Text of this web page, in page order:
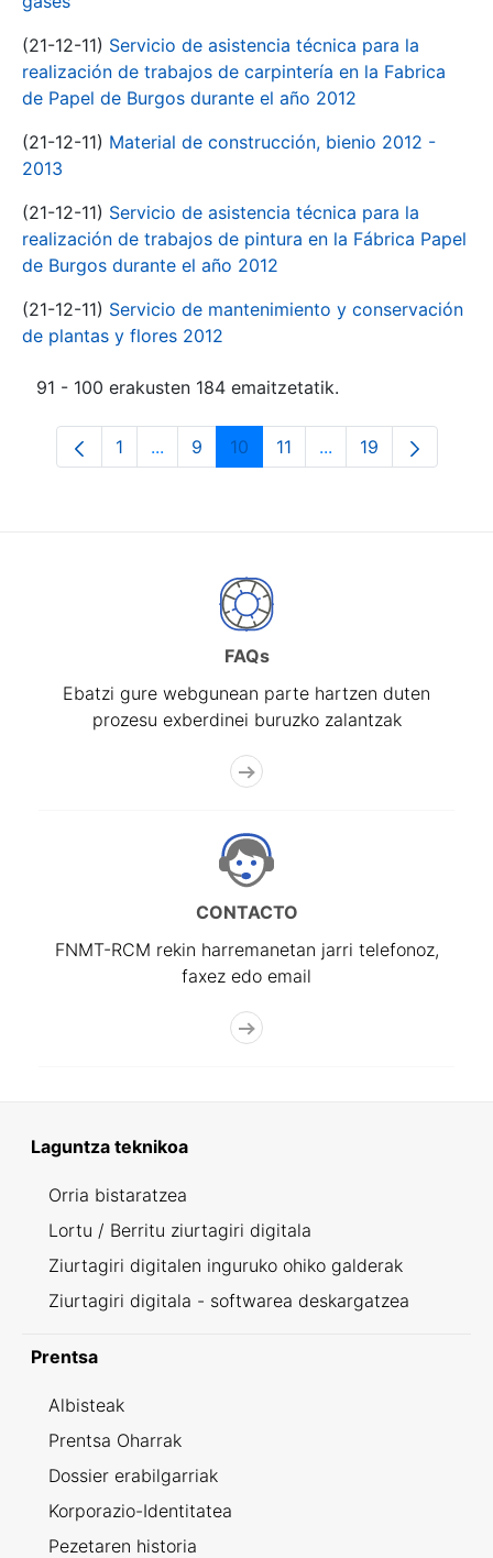
(21-12-11) Servicio de asistencia técnica para la
realización de trabajos de carpintería en la Fabrica
de Papel de Burgos durante el año 2012
(21-12-11) Material de construcción, bienio 2012 -
2013
(21-12-11) Servicio de asistencia técnica para la
realización de trabajos de pintura en la Fábrica Papel
de Burgos durante el año 2012
(21-12-11) Servicio de mantenimiento y conservación
de plantas y flores 2012
91 - 100 erakusten 184 emaitzetatik.
Orrialdea
1 ...Intermediate Pages Use TAB to
Orrialdea
9 Orrialdea
10 Orrialdea
11 ...Intermediate Pages
Orrialdea
19
FAQs
Ebatzi gure webgunean parte hartzen duten
prozesu exberdinei buruzko zalantzak
CONTACTO
FNMT-RCM rekin harremanetan jarri telefonoz,
faxez edo email
Laguntza teknikoa
Orria bistaratzea
Lortu / Berritu ziurtagiri digitala
Ziurtagiri digitalen inguruko ohiko galderak
Ziurtagiri digitala - softwarea deskargatzea
Prentsa
Albisteak
Prentsa Oharrak
Dossier erabilgarriak
Korporazio-Identitatea
Pezetaren historia